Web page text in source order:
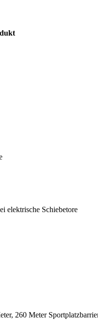
elektrische Schiebetore
260 Meter